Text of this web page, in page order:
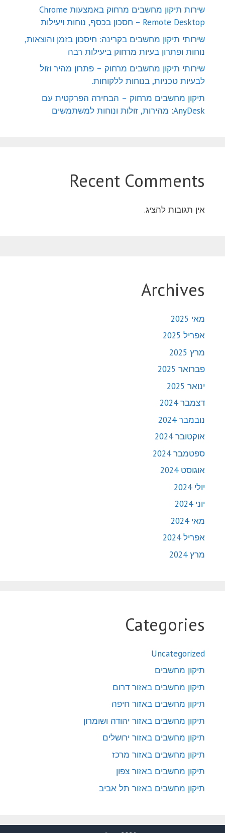
Archives
מאי 2025
אפריל 2025
מרץ 2025
פברואר 2025
ינואר 2025
דצמבר 2024
נובמבר 2024
אוקטובר 2024
ספטמבר 2024
אוגוסט 2024
יולי 2024
יוני 2024
מאי 2024
אפריל 2024
מרץ 2024
Categories
Uncategorized
תיקון מחשבים
תיקון מחשבים באזור דרום
תיקון מחשבים באזור חיפה
תיקון מחשבים באזור יהודה ושומרון
תיקון מחשבים באזור ירושלים
תיקון מחשבים באזור מרכז
תיקון מחשבים באזור צפון
תיקון מחשבים באזור תל אביב
שירות תיקון מחשבים מרחוק באמצעות Chrome
Remote Desktop – חסכון בכסף, נוחות ויעילות
שירותי תיקון מחשבים בקרינה: חיסכון בזמן והוצאות,
נוחות ופתרון בעיות מרחוק ביעילות רבה
שירותי תיקון מחשבים מרחוק – פתרון מהיר וזול
לבעיות טכניות, בנוחות ללקוחות.
תיקון מחשבים מרחוק – הבחירה הפרקטית עם
AnyDesk: מהירות, זולות ונוחות למשתמשים
Recent Comments
אין תגובות להציג.